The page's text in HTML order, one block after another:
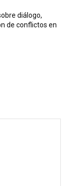
diálogo,
de conflictos en